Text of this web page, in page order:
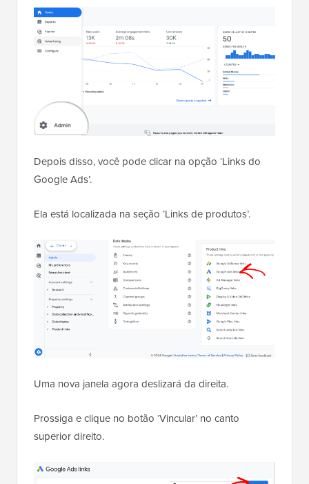
Depois disso, você pode clicar na opção ‘Links do
Google Ads’.
Ela está localizada na seção ‘Links de produtos’.
Uma nova janela agora deslizará da direita.
Prossiga e clique no botão ‘Vincular’ no canto
superior direito.